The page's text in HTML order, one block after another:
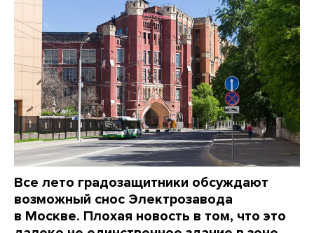
Все лето градозащитники обсуждают
возможный снос Электрозавода
в Москве. Плохая новость в том, что это